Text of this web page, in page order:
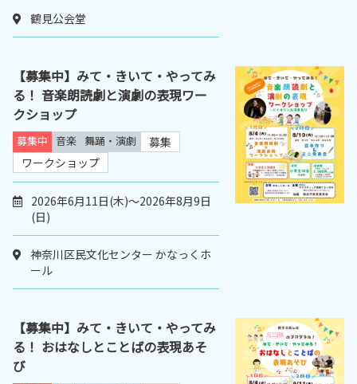
鶴見公会堂
【募集中】みて・きいて・やってみ
る！ 音楽朗読劇と演劇の表現ワー
クショップ
募集中 音楽 舞踊・演劇
募集
ワークショップ
2026年6月11日(木)～2026年8月9日
(日)
神奈川区民文化センター かなっくホ
ール
【募集中】みて・きいて・やってみ
る！ おはなしとことばの表現あそ
び